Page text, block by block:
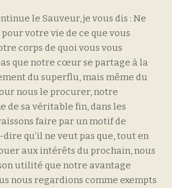
le Sauveur, je vous dis : Ne
votre vie de ce que vous
corps de quoi vous vous
que notre cœur se partage à la
du superflu, mais même du
nous le procurer, notre
de sa véritable fin, dans les
faire par un motif de
qu’il ne veut pas que, tout en
aux intérêts du prochain, nous
utilité que notre avantage
nous regardions comme exempts